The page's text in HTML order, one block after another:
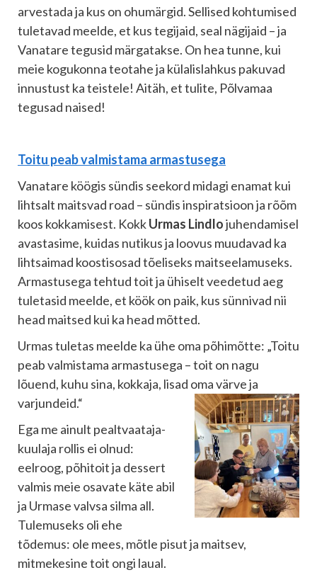
arvestada ja kus on ohumärgid. Sellised kohtumised
tuletavad meelde, et kus tegijaid, seal nägijaid – ja
Vanatare tegusid märgatakse. On hea tunne, kui
meie kogukonna teotahe ja külalislahkus pakuvad
innustust ka teistele! Aitäh, et tulite, Põlvamaa
tegusad naised!
Toitu peab valmistama armastusega
Vanatare köögis sündis seekord midagi enamat kui
lihtsalt maitsvad road – sündis inspiratsioon ja rõõm
koos kokkamisest. KokkUrmas Lindlojuhendamisel
avastasime, kuidas nutikus ja loovus muudavad ka
lihtsaimad koostisosad tõeliseks maitseelamuseks.
Armastusega tehtud toit ja ühiselt veedetud aeg
tuletasid meelde, et köök on paik, kus sünnivad nii
head maitsed kui ka head mõtted.
Urmas tuletas meelde ka ühe oma põhimõtte: „Toitu
peab valmistama armastusega – toit on nagu
lõuend, kuhu sina, kokkaja, lisad oma värve ja
varjundeid.“
Ega me ainult pealtvaataja-
kuulaja rollis ei olnud:
eelroog, põhitoit ja dessert
valmis meie osavate käte abil
ja Urmase valvsa silma all.
Tulemuseks oli ehe
tõdemus: ole mees, mõtle pisut ja maitsev,
mitmekesine toit ongi laual.